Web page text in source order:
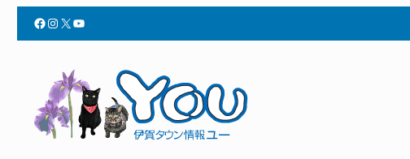
Facebook InstagramX YouTube